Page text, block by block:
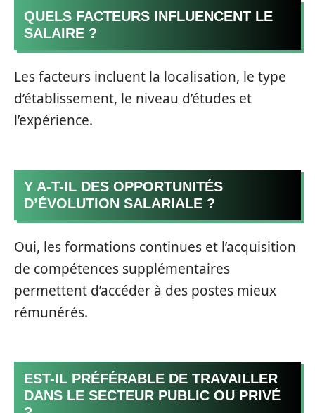
QUELS FACTEURS INFLUENCENT LE
SALAIRE ?
Les facteurs incluent la localisation, le type
d’établissement, le niveau d’études et
l’expérience.
Y A-T-IL DES OPPORTUNITÉS
D’ÉVOLUTION SALARIALE ?
Oui, les formations continues et l’acquisition
de compétences supplémentaires
permettent d’accéder à des postes mieux
rémunérés.
EST-IL PRÉFÉRABLE DE TRAVAILLER
DANS LE SECTEUR PUBLIC OU PRIVÉ